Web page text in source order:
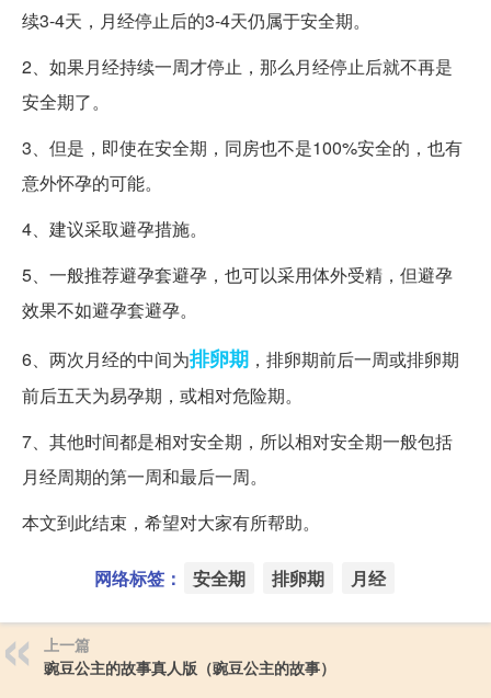
续3-4天，月经停止后的3-4天仍属于安全期。
2、如果月经持续一周才停止，那么月经停止后就不再是
安全期了。
3、但是，即使在安全期，同房也不是100%安全的，也有
意外怀孕的可能。
4、建议采取避孕措施。
5、一般推荐避孕套避孕，也可以采用体外受精，但避孕
效果不如避孕套避孕。
6、两次月经的中间为排卵期 ，排卵期前后一周或排卵期
前后五天为易孕期，或相对危险期。
7、其他时间都是相对安全期，所以相对安全期一般包括
月经周期的第一周和最后一周。
本文到此结束，希望对大家有所帮助。
网络标签： 安全期 排卵期 月经
上一篇
豌豆公主的故事真人版（豌豆公主的故事）